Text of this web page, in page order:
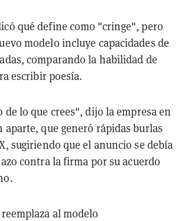
qué define como "cringe", pero
modelo incluye capacidades de
comparando la habilidad de
escribir poesía.
de lo que crees", dijo la empresa en
aparte, que generó rápidas burlas
sugiriendo que el anuncio se debía
contra la firma por su acuerdo
al modelo